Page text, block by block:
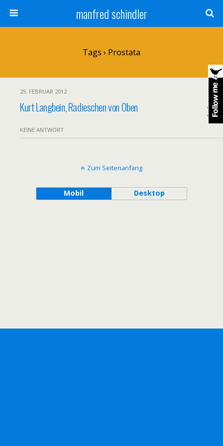
manfred schindler
Tags › Prostata
25. FEBRUAR 2012
Kurt Langbein, Radieschen von Oben
KEINE ANTWORT
Zum Seitenanfang
Mobil Desktop